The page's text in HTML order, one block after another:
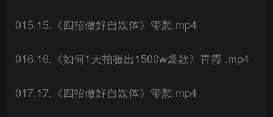
015.15.《四招做好自媒体》玺颜.mp4
016.16.《如何1天拍摄出1500w爆款》青霞 .mp4
017.17.《四招做好自媒体》玺颜.mp4